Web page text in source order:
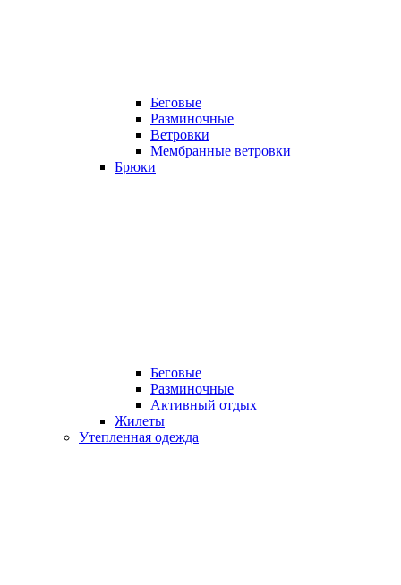
Беговые
Разминочные
Ветровки
Мембранные ветровки
Брюки
Беговые
Разминочные
Активный отдых
Жилеты
Утепленная одежда